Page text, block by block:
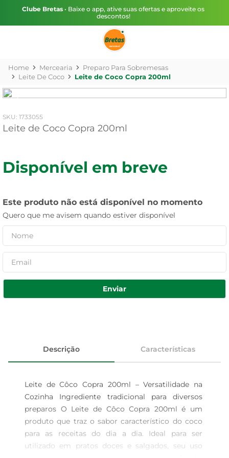
Clube Bretas • Baixe o app, ative suas ofertas e aproveite os
descontos!
Mercearia
Preparo Para Sobremesas
Leite De Coco
Leite de Coco Copra 200ml
: 1733055
Leite de Coco Copra 200ml
Disponível em breve
Este produto não está disponível no momento
Quero que me avisem quando estiver disponível
Enviar
Descrição Características
Leite de Côco Copra 200ml – Versatilidade na
Cozinha Ingrediente tradicional para diversos
preparos O Leite de Côco Copra 200ml é um
produto que traz o sabor característico do coco
para as receitas do dia a dia. Ideal para ser
utilizado em pratos doces e salgados, seu uso